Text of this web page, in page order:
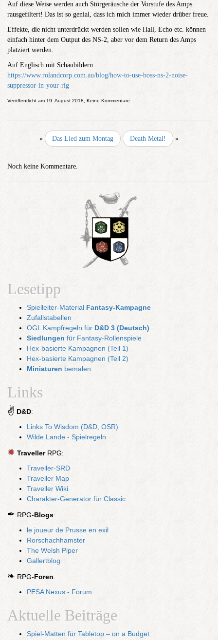
Auf diese Weise werden auch Störgeräusche der Vorstufe des Amps
rausgefiltert! Das ist so genial, dass ich mich immer wieder drüber freue.
Effekte, die nicht unterdrückt werden sollen wie Hall, Echo etc. können
einfach hinter dem Output des NS-2, aber vor dem Return des Amps
platziert werden.
Auf Englisch mit Schaubildern:
https://www.rolandcorp.com.au/blog/how-to-use-boss-ns-2-noise-
suppressor-in-your-rig
Veröffentlicht am 19. August 2018, Keine Kommentare
« Das Lied zum Montag Death Metal! »
Noch keine Kommentare.
Lesetipp
Spielleiter-Material Fantasy-Kampagne
Zufallstabellen
OGL Kampfregeln für D&D 3 (Deutsch)
Siedlungen für Fantasy-Rollenspiele
Hex-basierte Kampagnen (Teil 1)
Hex-basierte Kampagnen (Teil 2)
Miniaturen bemalen
Links
✌ D&D:
Links To Wisdom (D&D, OSR)
Wilde Lande - Spielregeln
✹ TravellerRPG:
Traveller-SRD
Traveller Map
Traveller Wiki
Charakter-Generator für Classic
✒ RPG-Blogs:
le joueur de Prusse en exil
Rorschachhamster
The Welsh Piper
Gallertblog
❧ RPG-Foren:
PESA Nexus - Forum
Aktuelle Beiträge
Spiel-Matten für Tabletop – on a Budget